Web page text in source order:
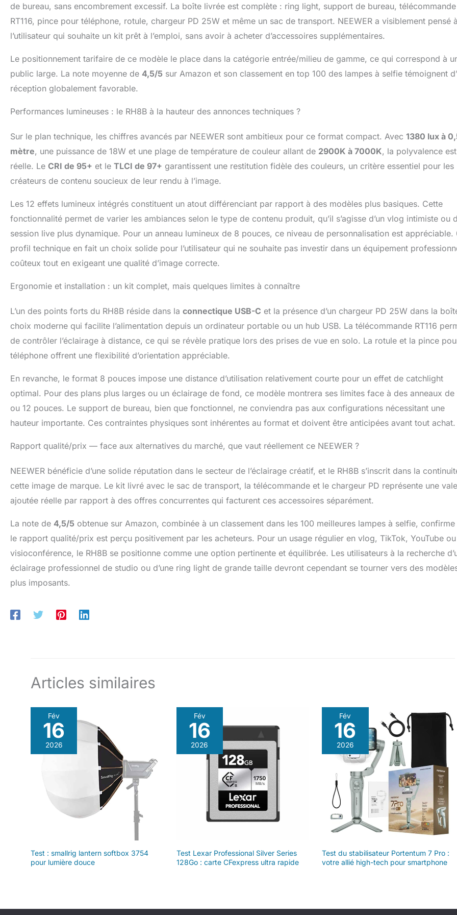
des vidéos, cette configuration réglable vous offre la flexibilité dont vous
avez besoin 【Support de Téléphone Universel et Orientable】 Une pince
pour téléphone amovible est fournie pour monter votre smartphone à la
verticale et à l'horizontale pour prendre des selfies, filmer, enregistrer des
13 Mini 12 11 Samsung Galaxy S23 S22 Ultra Huawei P60 Mate60 Google 7
Pro et la plupart des autres marques et modèles populaires 【Compact et
d'appoint doux, anneau lumineux pour selfie, éclairage de maquillage pour
maquilleur, éclairage zoom pour ordinateur, éclairage pour podcast vidéo,
les réseaux sociaux, streaming, etc.
de bureau, sans encombrement excessif. La boîte livrée est complète : ring light, support de bureau, télécommande
RT116, pince pour téléphone, rotule, chargeur PD 25W et même un sac de transport. NEEWER a visiblement pensé à
l’utilisateur qui souhaite un kit prêt à l’emploi, sans avoir à acheter d’accessoires supplémentaires.
Le positionnement tarifaire de ce modèle le place dans la catégorie entrée/milieu de gamme, ce qui correspond à
public large. La note moyenne de 4,5/5 sur Amazon et son classement en top 100 des lampes à selfie témoignent
réception globalement favorable.
Performances lumineuses : le RH8B à la hauteur des annonces techniques ?
Sur le plan technique, les chiffres avancés par NEEWER sont ambitieux pour ce format compact. Avec 1380 lux à
mètre, une puissance de 18W et une plage de température de couleur allant de 2900K à 7000K, la polyvalence est
réelle. Le CRI de 95+ et le TLCI de 97+ garantissent une restitution fidèle des couleurs, un critère essentiel pour les
créateurs de contenu soucieux de leur rendu à l’image.
Les 12 effets lumineux intégrés constituent un atout différenciant par rapport à des modèles plus basiques. Cette
fonctionnalité permet de varier les ambiances selon le type de contenu produit, qu’il s’agisse d’un vlog intimiste ou
session live plus dynamique. Pour un anneau lumineux de 8 pouces, ce niveau de personnalisation est appréciable.
profil technique en fait un choix solide pour l’utilisateur qui ne souhaite pas investir dans un équipement
coûteux tout en exigeant une qualité d’image correcte.
Ergonomie et installation : un kit complet, mais quelques limites à connaître
L’un des points forts du RH8B réside dans la connectique USB-C et la présence d’un chargeur PD 25W dans la
choix moderne qui facilite l’alimentation depuis un ordinateur portable ou un hub USB. La télécommande RT116
de contrôler l’éclairage à distance, ce qui se révèle pratique lors des prises de vue en solo. La rotule et la pince
téléphone offrent une flexibilité d’orientation appréciable.
En revanche, le format 8 pouces impose une distance d’utilisation relativement courte pour un effet de catchlight
optimal. Pour des plans plus larges ou un éclairage de fond, ce modèle montrera ses limites face à des anneaux de
ou 12 pouces. Le support de bureau, bien que fonctionnel, ne conviendra pas aux configurations nécessitant une
hauteur importante. Ces contraintes physiques sont inhérentes au format et doivent être anticipées avant tout achat.
Rapport qualité/prix — face aux alternatives du marché, que vaut réellement ce NEEWER ?
NEEWER bénéficie d’une solide réputation dans le secteur de l’éclairage créatif, et le RH8B s’inscrit dans la
cette image de marque. Le kit livré avec le sac de transport, la télécommande et le chargeur PD représente une
ajoutée réelle par rapport à des offres concurrentes qui facturent ces accessoires séparément.
La note de 4,5/5 obtenue sur Amazon, combinée à un classement dans les 100 meilleures lampes à selfie, confirme
le rapport qualité/prix est perçu positivement par les acheteurs. Pour un usage régulier en vlog, TikTok, YouTube ou
visioconférence, le RH8B se positionne comme une option pertinente et équilibrée. Les utilisateurs à la recherche
éclairage professionnel de studio ou d’une ring light de grande taille devront cependant se tourner vers des
plus imposants.
Articles similaires
Fév
16
2026
Test : smallrig lantern softbox 3754
pour lumière douce
Fév
16
2026
Test Lexar Professional Silver Series
128Go : carte CFexpress ultra rapide
Fév
16
2026
Test du stabilisateur Portentum 7 Pro :
votre allié high-tech pour smartphone